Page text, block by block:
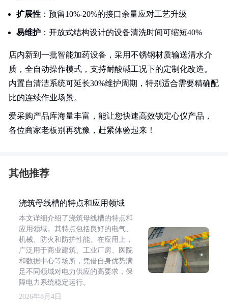
扩展性 ：预留10%-20%的接口余量应对工艺升级
易维护 ：开放式结构设计的设备清洗时间可缩短40%
店内新到一批智能加药设备，采用不锈钢材质输送清水介
质，全自动操作模式，支持耐酸碱工况下的定制化改造。
内置自清洁系统可延长30%维护周期，特别适合需要精确配
比的连续作业场景。
爱采购产品库海量丰富，能让您快速高效锁定心仪产品，
各位商家老板别再犹豫，赶紧体验起来！
其他推荐
浇筑母线槽的特点和应用领域
本文详细介绍了浇筑母线槽的特点和
应用领域。其特点包括良好的电气、
机械、防火和防护性能。在应用上，
广泛用于商业建筑、工业厂房、医院
和数据中心等场所，凭借自身优势满
足不同领域对电力供应的高要求，保
障电力系统稳定运行。
2026年8月4日